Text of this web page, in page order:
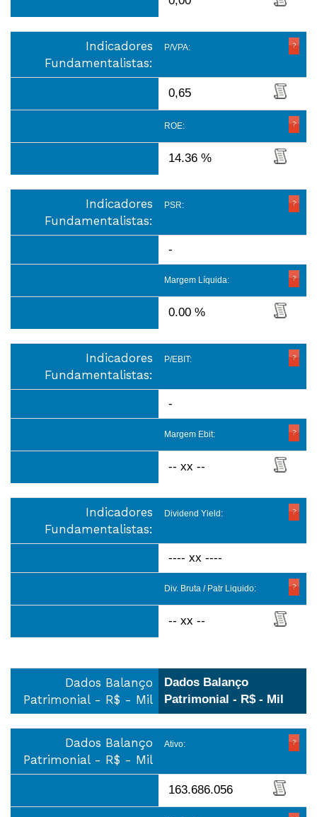
Indicadores
Fundamentalistas:
P/VPA:
0,65
ROE:
14.36 %
Indicadores
Fundamentalistas:
PSR:
-
Margem Líquida:
0.00 %
Indicadores
Fundamentalistas:
P/EBIT:
-
Margem Ebit:
-- xx --
Indicadores
Fundamentalistas:
Dividend Yield:
---- xx ----
Div. Bruta / Patr Liquido:
-- xx --
Dados Balanço
Patrimonial - R$ - Mil
Dados Balanço
Patrimonial - R$ - Mil
Dados Balanço
Patrimonial - R$ - Mil
Ativo:
163.686.056